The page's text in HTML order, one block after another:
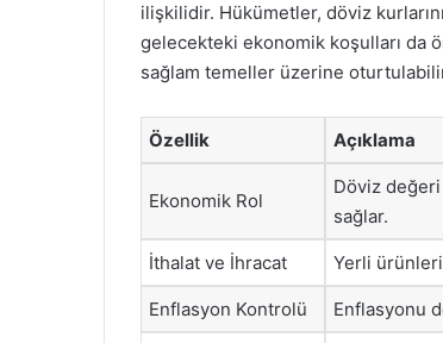
ilişkilidir. Hükümetler, döviz
gelecekteki ekonomik koşulları da
sağlam temeller üzerine
Özellik Açıklama
Ekonomik Rol
Döviz
sağlar.
İthalat ve İhracat Yerli ürünleri
Enflasyon Kontrolü Enflasyonu